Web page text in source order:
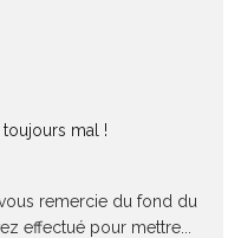
toujours mal !
remercie du fond du
effectué pour mettre...